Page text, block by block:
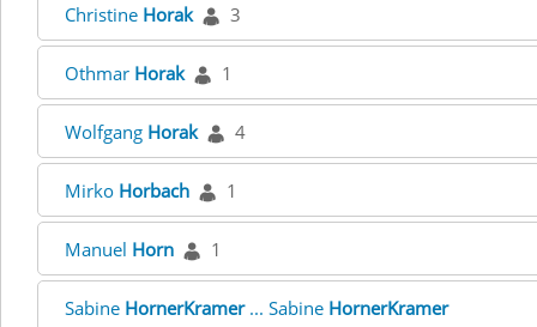
Christine Horak 3
Othmar Horak 1
Wolfgang Horak 4
Mirko Horbach 1
Manuel Horn 1
Sabine HornerKramer... Sabine HornerKramer